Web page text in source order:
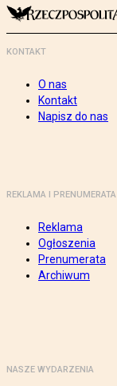
KONTAKT
O nas
Kontakt
Napisz do nas
REKLAMA I PRENUMERATA
Reklama
Ogłoszenia
Prenumerata
Archiwum
NASZE WYDARZENIA